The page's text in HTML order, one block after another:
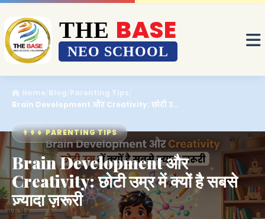
THE BASE
NEO SCHOOL
THE BASE
NEO SCHOOL
Home Blog Parenting Tips
Brain Development और Creativity: छोटी उ…
👨‍👩‍👧 PARENTING TIPS
Brain Development और
Creativity: छोटी उम्र में क्यों है सबसे
ज़्यादा ज़रूरी